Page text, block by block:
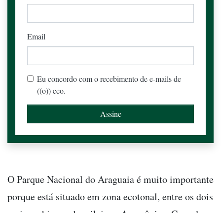
Email
Eu concordo com o recebimento de e-mails de
((o)) eco.
O Parque Nacional do Araguaia é muito importante
porque está situado em zona ecotonal, entre os dois